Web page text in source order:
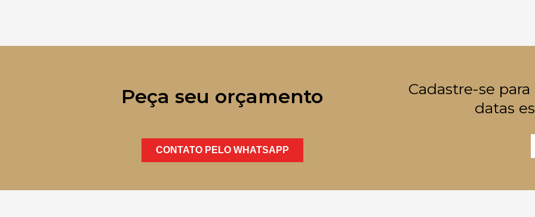
Peça seu orçamento
CONTATO PELO WHATSAPP
Cadastre-se
datas